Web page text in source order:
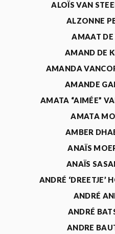
ALOÏS VAN
ALZONNE
AMAAT DE
AMAND DE
AMANDA
AMANDE
AMATA “AIMÉE”
AMATA
AMBER
ANAÏS
ANAÏS
ANDRÉ ‘DREETJE’
ANDRÉ
ANDRÉ
ANDRE